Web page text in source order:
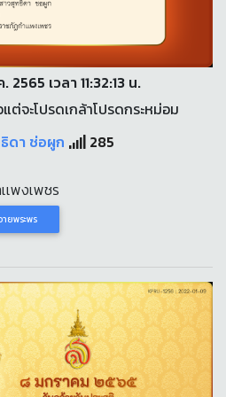
เวลา 11:32:13 น.
ต่จะโปรดเกล้าโปรดกระหม่อม
ดา ช่อผูก
285
เพงเพชร
ยพระพร